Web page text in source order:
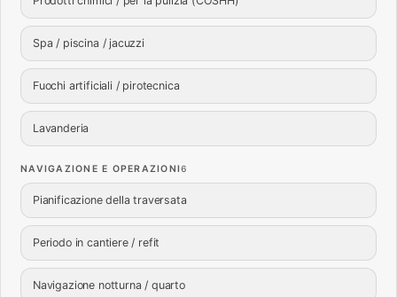
Spa / piscina / jacuzzi
Fuochi artificiali / pirotecnica
Lavanderia
NAVIGAZIONE E OPERAZIONI6
Pianificazione della traversata
Periodo in cantiere / refit
Navigazione notturna / quarto